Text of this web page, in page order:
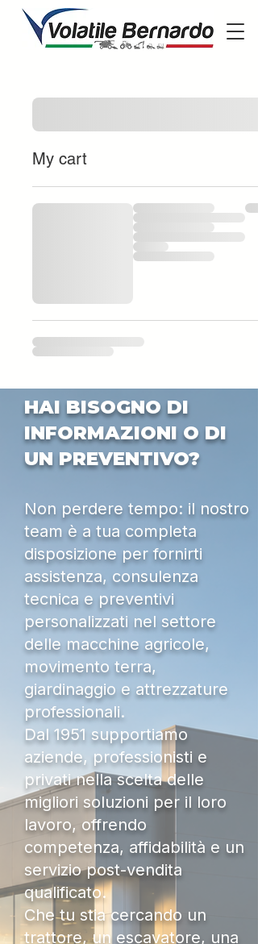
My cart
HAI BISOGNO DI
INFORMAZIONI O DI
UN PREVENTIVO?
Non perdere tempo: il nostro
team è a tua completa
disposizione per fornirti
assistenza, consulenza
tecnica e preventivi
personalizzati nel settore
delle macchine agricole,
movimento terra,
giardinaggio e attrezzature
professionali.
Dal 1951 supportiamo
aziende, professionisti e
privati nella scelta delle
migliori soluzioni per il loro
lavoro, offrendo
competenza, affidabilità e un
servizio post-vendita
qualificato.
Che tu stia cercando un
trattore, un escavatore, una